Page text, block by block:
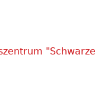
"Schwarze